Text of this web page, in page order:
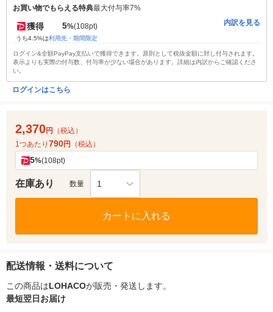
お買い物でもらえる特典最大付与率7%
獲得 5%(108pt)
うち4.5%は利用先・期間限定
内訳を見る
ログイン&全額PayPay支払いで獲得できます。原則として税抜金額に対し付与されます。
表示よりも実際の付与数、付与率が少ない場合があります。詳細は内訳からご確認くださ
い。
ログインはこちら
2,370円
（税込）
1つあたり 790円 （税込）
5%(108pt)
在庫あり 数量 1
カートに入れる
配送情報・送料について
この商品はLOHACOが販売・発送します。
最短翌日お届け